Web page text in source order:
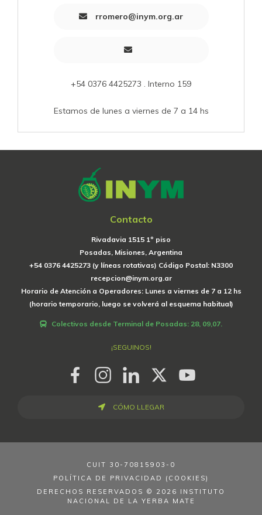
rromero@inym.org.ar
+54 0376 4425273 . Interno 159
Estamos de lunes a viernes de 7 a 14 hs
Contacto
Rivadavia 1515 1º piso
Posadas, Misiones, Argentina
+54 0376 4425273 (y líneas rotativas) Código Postal: N3300
recepcion@inym.org.ar
Horario de Atención a Operadores: Lunes a viernes de 7 a 12 hs
(horario temporario, luego se volverá al esquema habitual)
Colectivos desde Terminal de Posadas: 28, 09,07.
¡SEGUINOS!
CÓMO LLEGAR
CUIT 30-70815903-0
POLÍTICA DE PRIVACIDAD (COOKIES)
DERECHOS RESERVADOS © 2026 INSTITUTO
NACIONAL DE LA YERBA MATE